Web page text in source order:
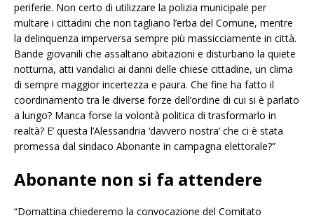
periferie. Non certo di utilizzare la polizia municipale per
multare i cittadini che non tagliano l’erba del Comune, mentre
la delinquenza imperversa sempre più massicciamente in città.
Bande giovanili che assaltano abitazioni e disturbano la quiete
notturna, atti vandalici ai danni delle chiese cittadine, un clima
di sempre maggior incertezza e paura. Che fine ha fatto il
coordinamento tra le diverse forze dell’ordine di cui si è parlato
a lungo? Manca forse la volontà politica di trasformarlo in
realtà? E’ questa l’Alessandria ‘davvero nostra’ che ci è stata
promessa dal sindaco Abonante in campagna elettorale?”
Abonante non si fa attendere
“Domattina chiederemo la convocazione del Comitato